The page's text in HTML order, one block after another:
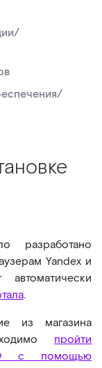
разработано
Yandex и
.
из магазина
пройти
с помощью